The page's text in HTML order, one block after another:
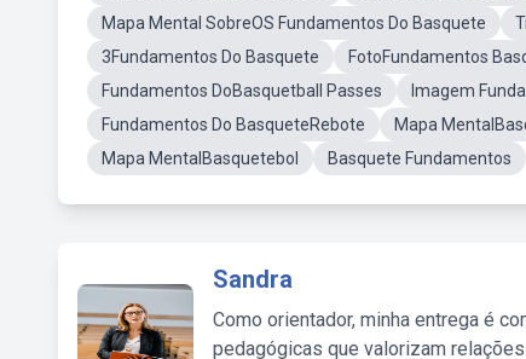
Mapa Mental SobreOS Fundamentos Do Basquete
3Fundamentos Do Basquete
FotoFundamentos
Fundamentos DoBasquetball Passes
Imagem
Fundamentos Do BasqueteRebote
Mapa
Mapa MentalBasquetebol
Basquete Fundamentos
Sandra
Como orientador, minha entrega é
pedagógicas que valorizam